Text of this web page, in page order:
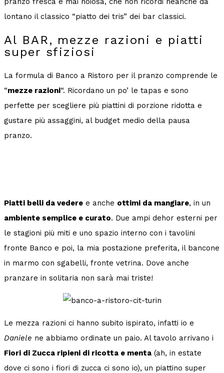
lontano il classico “piatto dei tris” dei bar classici.
Al BAR, mezze razioni e piatti
super sfiziosi
La formula di Banco a Ristoro per il pranzo comprende le
“mezze razioni“. Ricordano un po’ le tapas e sono
perfette per scegliere più piattini di porzione ridotta e
gustare più assaggini, al budget medio della pausa
pranzo.
Piatti belli da vedere e anche ottimi da mangiare, in un
ambiente semplice e curato. Due ampi dehor esterni per
le stagioni più miti e uno spazio interno con i tavolini
fronte Banco e poi, la mia postazione preferita, il bancone
in marmo con sgabelli, fronte vetrina. Dove anche
pranzare in solitaria non sarà mai triste!
Le mezza razioni ci hanno subito ispirato, infatti io e
Daniele ne abbiamo ordinate un paio. Al tavolo arrivano i
Fiori di Zucca ripieni di ricotta e menta (ah, in estate
dove ci sono i fiori di zucca ci sono io), un piattino super